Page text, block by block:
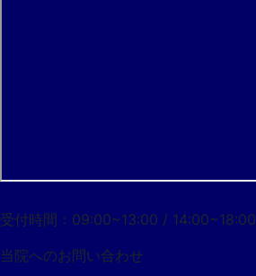
受付時間：09:00~13:00 / 14:00~18:00
当院へのお問い合わせ